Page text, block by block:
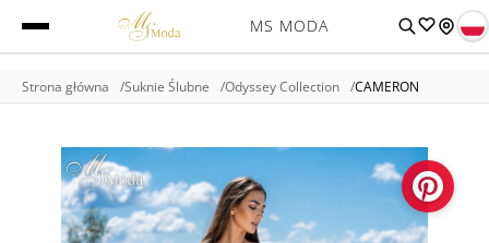
MS MODA
Strona główna Suknie Ślubne Odyssey Collection CAMERON